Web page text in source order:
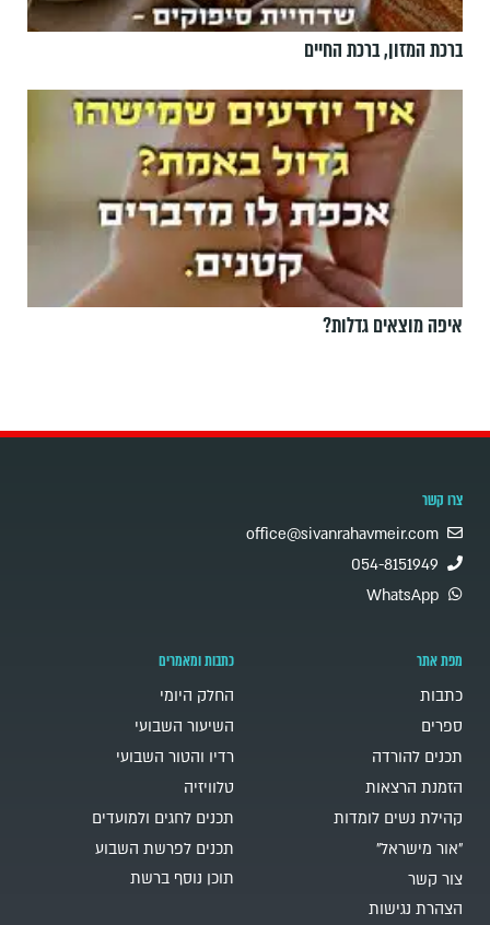
ברכת המזון, ברכת החיים
איפה מוצאים גדלות?
צרו קשר
office@sivanrahavmeir.com
054-8151949
WhatsApp
מפת אתר
כתבות
ספרים
תכנים להורדה
הזמנת הרצאות
קהילת נשים לומדות
"אור מישראל"
צור קשר
הצהרת נגישות
כתבות ומאמרים
החלק היומי
השיעור השבועי
רדיו והטור השבועי
טלוויזיה
תכנים לחגים ולמועדים
תכנים לפרשת השבוע
תוכן נוסף ברשת